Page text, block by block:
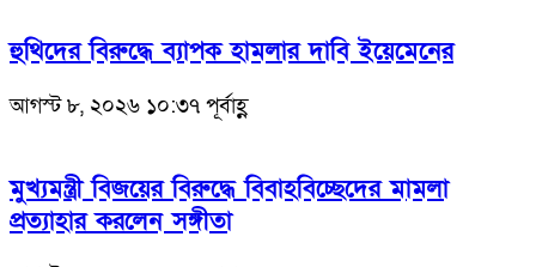
হুথিদের বিরুদ্ধে ব্যাপক হামলার দাবি ইয়েমেনের
আগস্ট ৮, ২০২৬ ১০:৩৭ পূর্বাহ্ণ
মুখ্যমন্ত্রী বিজয়ের বিরুদ্ধে বিবাহবিচ্ছেদের মামলা
প্রত্যাহার করলেন সঙ্গীতা